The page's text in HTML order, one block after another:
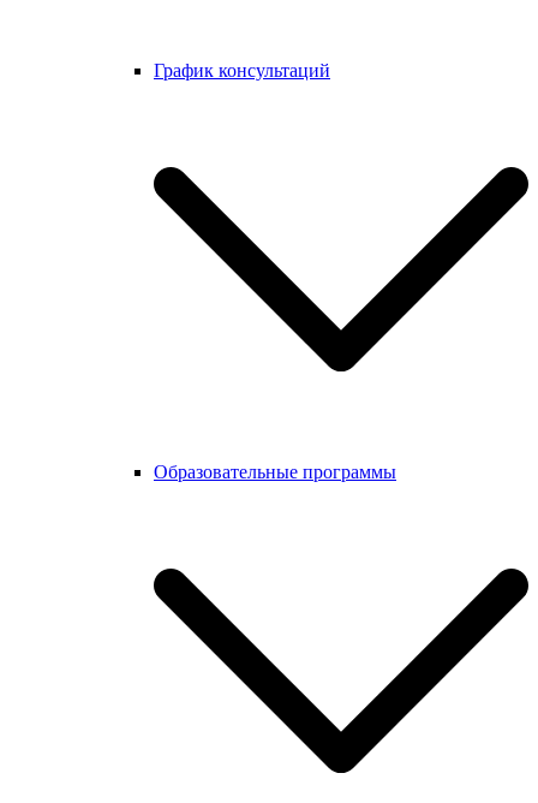
График консультаций
Образовательные программы